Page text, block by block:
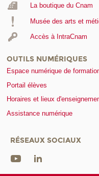
La boutique du Cnam
Musée des arts et
Accès à IntraCnam
OUTILS NUMÉRIQUES
Espace numérique de
Portail élèves
Horaires et lieux
Assistance numérique
RÉSEAUX SOCIAUX